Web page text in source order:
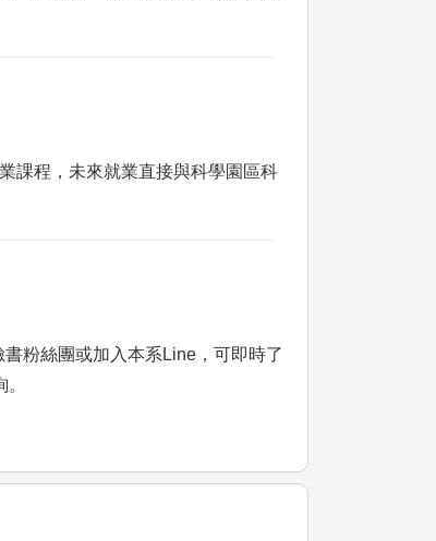
課程，未來就業直接與科學園區科
粉絲團或加入本系Line，可即時了